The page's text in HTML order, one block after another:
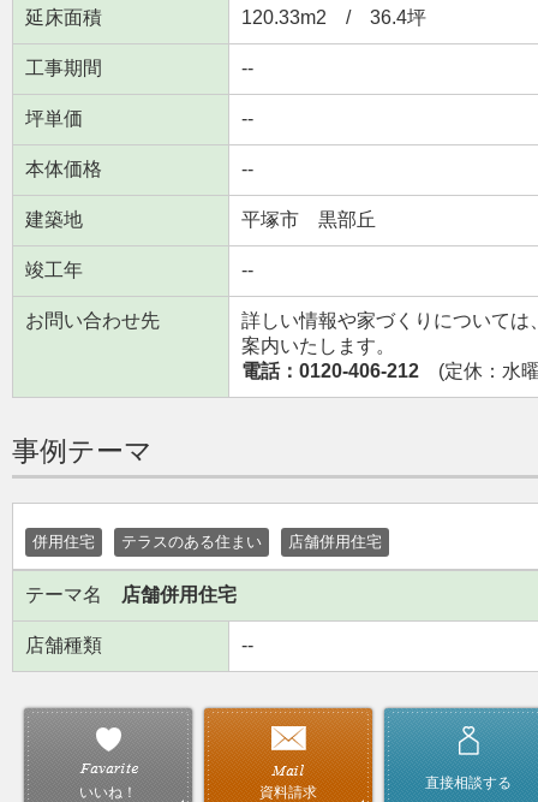
延床面積 120.33m2 / 36.4坪
工事期間 --
坪単価 --
本体価格 --
建築地 平塚市 黒部丘
竣工年 --
お問い合わせ先
詳しい情報や家づくりについて
案内いたします。
電話：0120-406-212 (定休：水
事例テーマ
併用住宅 テラスのある住まい 店舗併用住宅
テーマ名 店舗併用住宅
店舗種類 --
いいね！ 資料請求
直接相談する